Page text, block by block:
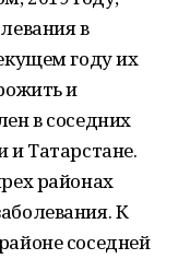
в
году их
и
в соседних
и Татарстане.
районах
К
соседней